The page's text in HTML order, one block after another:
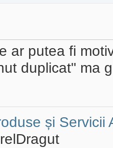
ar putea fi
duplicat" ma
și Servicii